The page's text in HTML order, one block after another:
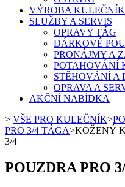
VÝROBA
SLUŽBY A SERVIS
OPRAVY TÁG
DÁRKOVÉ
PRONÁJMY A
POTAHOVÁNÍ
STĚHOVÁNÍ A
OPRAVA A
AKČNÍ NABÍDKA
> VŠE PRO KULEČNÍK>
PRO 3/4 TÁGA>KOŽENÝ
3/4
POUZDRA PRO